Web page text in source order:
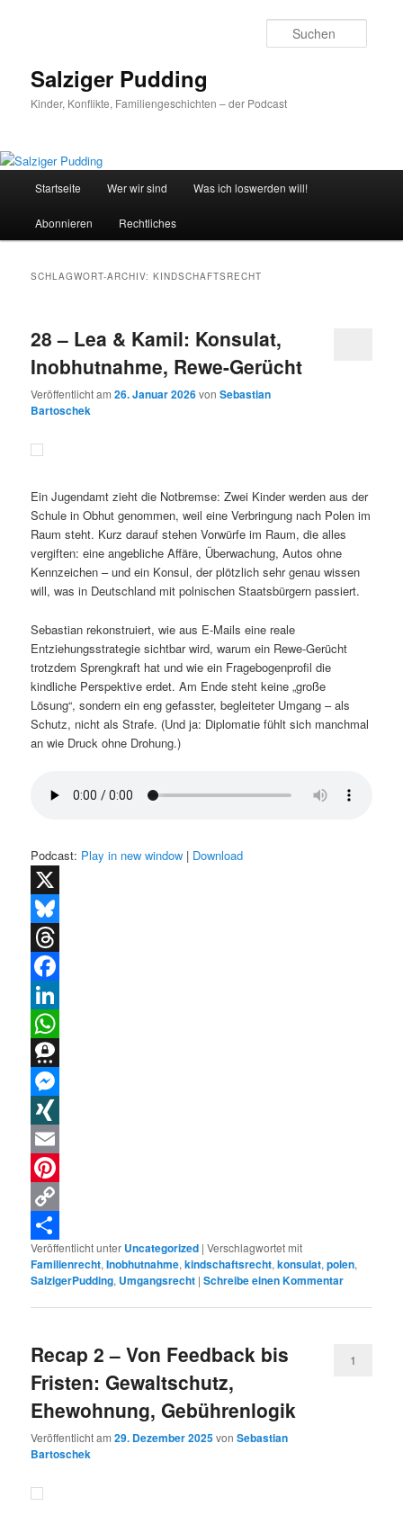
Salziger Pudding
Kinder, Konflikte, Familiengeschichten – der Podcast
Startseite Wer wir sind Was ich loswerden will!
Abonnieren Rechtliches
SCHLAGWORT-ARCHIV:KINDSCHAFTSRECHT
28 – Lea & Kamil: Konsulat,
Inobhutnahme, Rewe-Gerücht
Veröffentlicht am26. Januar 2026vonSebastian
Bartoschek
Ein Jugendamt zieht die Notbremse: Zwei Kinder werden aus der
Schule in Obhut genommen, weil eine Verbringung nach Polen im
Raum steht. Kurz darauf stehen Vorwürfe im Raum, die alles
vergiften: eine angebliche Affäre, Überwachung, Autos ohne
Kennzeichen – und ein Konsul, der plötzlich sehr genau wissen
will, was in Deutschland mit polnischen Staatsbürgern passiert.
Sebastian rekonstruiert, wie aus E-Mails eine reale
Entziehungsstrategie sichtbar wird, warum ein Rewe-Gerücht
trotzdem Sprengkraft hat und wie ein Fragebogenprofil die
kindliche Perspektive erdet. Am Ende steht keine „große
Lösung“, sondern ein eng gefasster, begleiteter Umgang – als
Schutz, nicht als Strafe. (Und ja: Diplomatie fühlt sich manchmal
an wie Druck ohne Drohung.)
Podcast: Play in new window | Download
X
Bluesky
Threads
Facebook
LinkedIn
WhatsApp
Threema
Messenger
XING
Email
Pinterest
Copy
Link
Teilen
Veröffentlicht unter Uncategorized |Verschlagwortet mit
Familienrecht,Inobhutnahme,kindschaftsrecht,konsulat,polen,
SalzigerPudding, Umgangsrecht |Schreibe einen Kommentar
Recap 2 – Von Feedback bis
Fristen: Gewaltschutz,
Ehewohnung, Gebührenlogik
Veröffentlicht am29. Dezember 2025vonSebastian
Bartoschek
1